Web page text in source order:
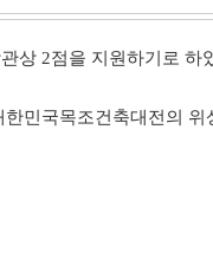
상 2점을 지원하기로 하
민국목조건축대전의 위